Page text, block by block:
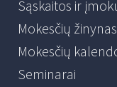
Sąskaitos ir
Mokesčių žinynas
Mokesčių
Seminarai